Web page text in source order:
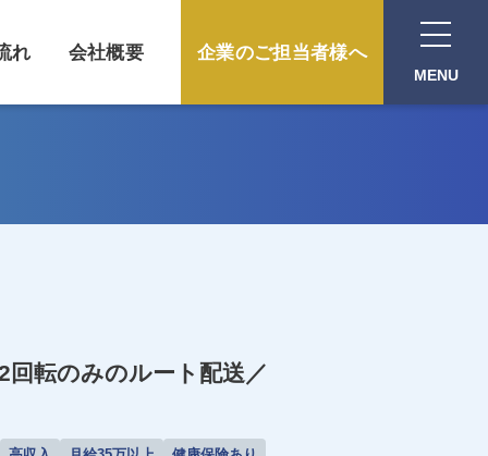
れ 会社概要 企業のご担当者様へ
MENU
回転のみのルート配送／